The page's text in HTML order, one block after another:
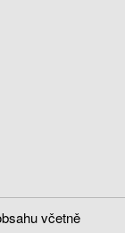
včetně